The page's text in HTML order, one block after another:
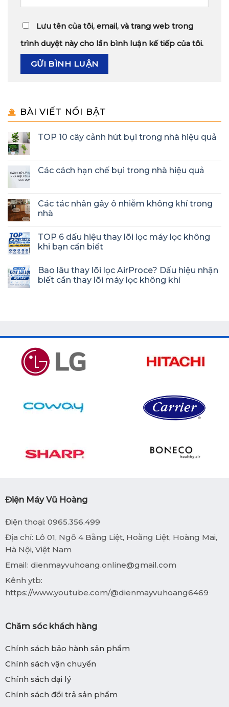
Lưu tên của tôi, email, và trang web trong
trình duyệt này cho lần bình luận kế tiếp của tôi.
BÀI VIẾT NỔI BẬT
TOP 10 cây cảnh hút bụi trong nhà hiệu quả
Các cách hạn chế bụi trong nhà hiệu quả
Các tác nhân gây ô nhiễm không khí trong
nhà
TOP 6 dấu hiệu thay lõi lọc máy lọc không
khi bạn cần biết
Bao lâu thay lõi lọc AirProce? Dấu hiệu nhận
biết cần thay lõi máy lọc không khí
Điện Máy Vũ Hoàng
Điện thoại: 0965.356.499
Địa chỉ: Lô 01, Ngõ 4 Bằng Liệt, Hoằng Liệt, Hoàng Mai,
Hà Nội, Việt Nam
Email: dienmayvuhoang.online@gmail.com
Kênh ytb:
https://www.youtube.com/@dienmayvuhoang6469
Chăm sóc khách hàng
Chính sách bảo hành sản phẩm
Chính sách vận chuyển
Chính sách đại lý
Chính sách đổi trả sản phẩm